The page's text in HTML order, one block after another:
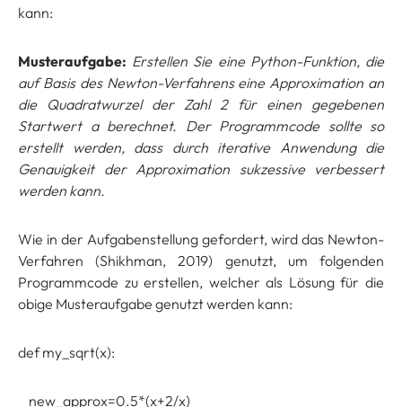
kann:
Musteraufgabe: Erstellen Sie eine Python-Funktion, die
auf Basis des Newton-Verfahrens eine Approximation an
die Quadratwurzel der Zahl 2 für einen gegebenen
Startwert a berechnet. Der Programmcode sollte so
erstellt werden, dass durch iterative Anwendung die
Genauigkeit der Approximation sukzessive verbessert
werden kann.
Wie in der Aufgabenstellung gefordert, wird das Newton-
Verfahren (Shikhman, 2019) genutzt, um folgenden
Programmcode zu erstellen, welcher als Lösung für die
obige Musteraufgabe genutzt werden kann:
def my_sqrt(x):
new_approx=0.5*(x+2/x)